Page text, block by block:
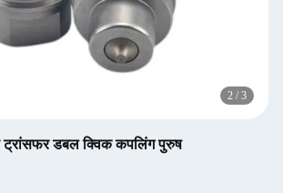
2 / 3
डबल क्विक कपलिंग पुरुष